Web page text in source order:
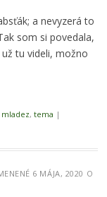
a nevyzerá to
som si povedala,
tu videli, možno
mladez, tema |
6 MÁJA, 2020 O